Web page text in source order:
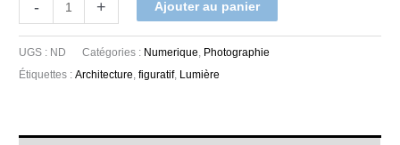
- + Ajouter au panier
UGS : ND Catégories : Numerique, Photographie
Étiquettes :Architecture,figuratif, Lumière